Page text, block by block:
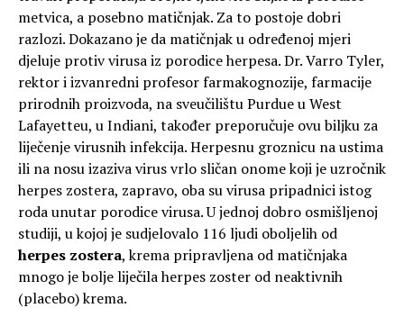
metvica, a posebno matičnjak. Za to postoje dobri
razlozi. Dokazano je da matičnjak u određenoj mjeri
djeluje protiv virusa iz porodice herpesa. Dr. Varro Tyler,
rektor i izvanredni profesor farmakognozije, farmacije
prirodnih proizvoda, na sveučilištu Purdue u West
Lafayetteu, u Indiani, također preporučuje ovu biljku za
liječenje virusnih infekcija. Herpesnu groznicu na ustima
ili na nosu izaziva virus vrlo sličan onome koji je uzročnik
herpes zostera, zapravo, oba su virusa pripadnici istog
roda unutar porodice virusa. U jednoj dobro osmišljenoj
studiji, u kojoj je sudjelovalo 116 ljudi oboljelih od
herpes zostera, krema pripravljena od matičnjaka
mnogo je bolje liječila herpes zoster od neaktivnih
(placebo) krema.